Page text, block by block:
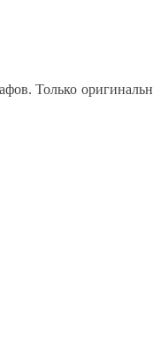
Только